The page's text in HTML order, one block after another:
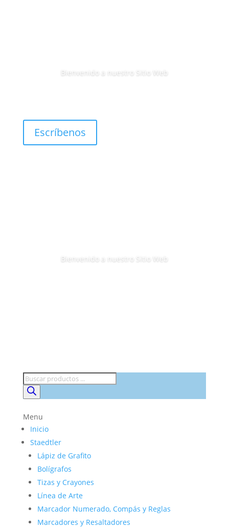
Bienvenido a nuestro Sitio Web
Escríbenos
Bienvenido a nuestro Sitio Web
Búsqueda
de
productos
Menu
Inicio
Staedtler
Lápiz de Grafito
Bolígrafos
Tizas y Crayones
Línea de Arte
Marcador Numerado, Compás y Reglas
Marcadores y Resaltadores